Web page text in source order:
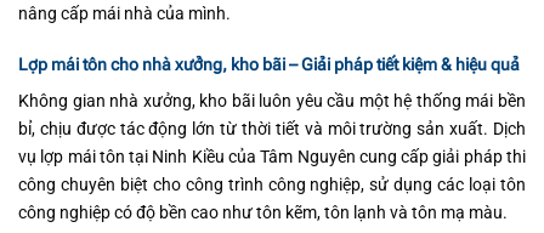
nâng cấp mái nhà của mình.
Lợp mái tôn cho nhà xưởng, kho bãi – Giải pháp tiết kiệm & hiệu quả
Không gian nhà xưởng, kho bãi luôn yêu cầu một hệ thống mái bền
bỉ, chịu được tác động lớn từ thời tiết và môi trường sản xuất. Dịch
vụ lợp mái tôn tại Ninh Kiều của Tâm Nguyên cung cấp giải pháp thi
công chuyên biệt cho công trình công nghiệp, sử dụng các loại tôn
công nghiệp có độ bền cao như tôn kẽm, tôn lạnh và tôn mạ màu.